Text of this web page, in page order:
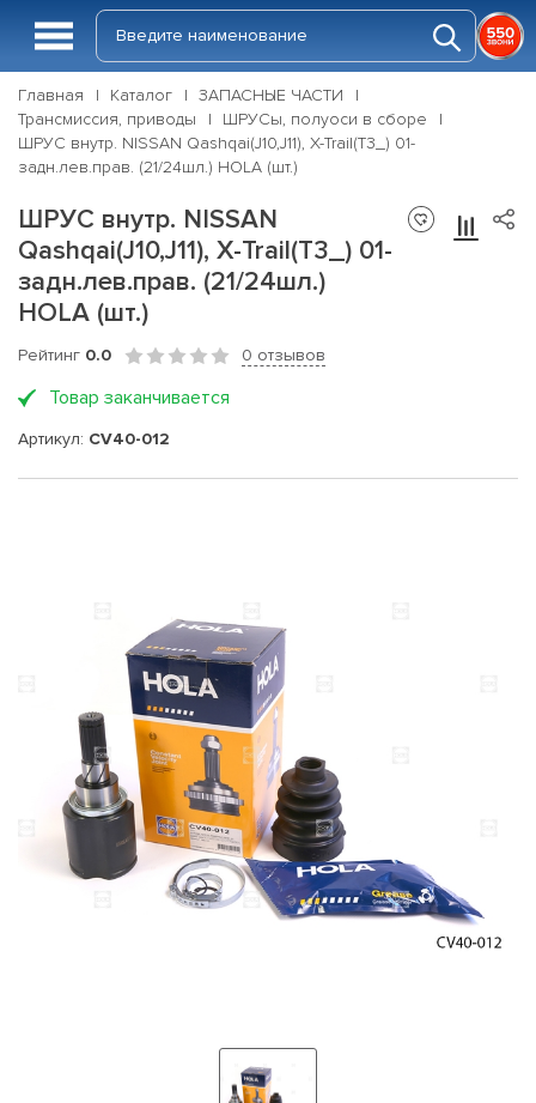
Главная Каталог
ЗАПАСНЫЕ ЧАСТИ
Трансмиссия, приводы
ШРУСы, полуоси в сборе
ШРУС внутр. NISSAN Qashqai(J10,J11), X-Trail(T3_) 01-
задн.лев.прав. (21/24шл.) HOLA (шт.)
ШРУС внутр. NISSAN
Qashqai(J10,J11), X-Trail(T3_) 01-
задн.лев.прав. (21/24шл.)
HOLA (шт.)
Рейтинг 0.0 0 отзывов
Товар заканчивается
Артикул: CV40-012